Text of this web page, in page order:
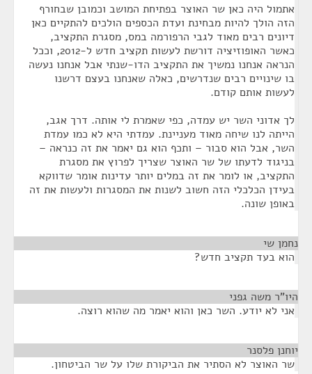
אתמול היה כאן שר האוצר בפתיחת המושב וכמובן שבחורף
הזה הולך להיות מבחינת ועדת הכספים הולכים להתקיים כאן
דיונים רבים מאוד לגבי הרפורמה במס, מסגרת התקציב,
כאשר האופוזיציה דורשת לעשות תקציב חדש ל-2012, וככל
הנראה אנחנו נמשיך את התקציב הדו-שנתי אבל אנחנו נעשה
בו שינויים רבים שנדרשים, כאלה שאנחנו בעצם דרשנו
לעשות אותם קודם.
לך אדוני השר יש עמדה, כפי שאמרת לי אותה. דרך אגב,
הייתה לנו שיחה מאוד מעניינת. עמדתי היא לא כמו עמדת
השר, אבל הוא סבור – ותכף הוא גם יאמר את זה כנראה –
בניגוד לדעתו של שר האוצר שצריך לפרוץ את מסגרת
התקציב, או לומר את זה במלים יותר עדינות אומר שדווקא
בעידן הכלכלי הזה חשוב לשנות את המסגרות ולעשות את זה
באופן שונה.
נחמן שי
הוא בעד תקציב חדש?
היו"ר משה גפני
אני לא יודע. השר כאן והוא יאמר מה שהוא רוצה.
יוחנן פלסנר
שר האוצר לא הסתיר את הביקורת שלו על שר הביטחון.